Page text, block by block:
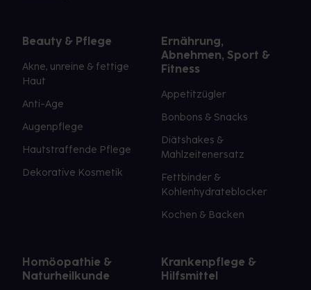
Beauty & Pflege
Akne, unreine & fettige
Haut
Anti-Age
Augenpflege
Hautstraffende Pflege
Dekorative Kosmetik
Ernährung,
Abnehmen, Sport &
Fitness
Appetitzügler
Bonbons & Snacks
Diätshakes &
Mahlzeitenersatz
Fettbinder &
Kohlenhydrateblocker
Kochen & Backen
Homöopathie &
Naturheilkunde
Krankenpflege &
Hilfsmittel